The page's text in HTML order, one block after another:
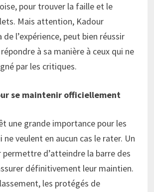
pour trouver la faille et le
Mais attention, Kadour
de l’expérience, peut bien réussir
à sa manière à ceux qui ne
par les critiques.
se maintenir officiellement
une grande importance pour les
ne veulent en aucun cas le rater. Un
permettre d’atteindre la barre des
définitivement leur maintien.
les protégés de